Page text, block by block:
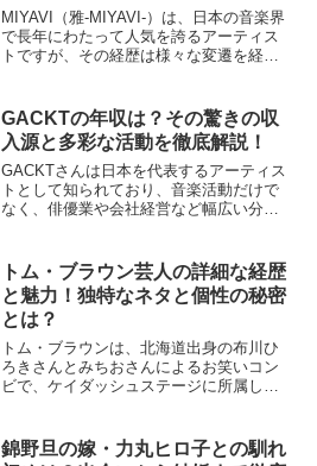
MIYAVI（雅-MIYAVI-）は、日本の音楽界
で長年にわたって人気を誇るアーティス
トですが、その経歴は様々な変遷を経て
います。本記事では、彼が参加していた
バンドの脱...
GACKTの年収は？その驚きの収
入源と多彩な活動を徹底解説！
GACKTさんは日本を代表するアーティス
トとして知られており、音楽活動だけで
なく、俳優業や会社経営など幅広い分野
収や資産に関心を持つ方も多いでしょ
う。この記事では、GA...
トム・ブラウン芸人の詳細な経歴
と魅力！独特なネタと個性の秘密
とは？
トム・ブラウンは、北海道出身の布川ひ
ろきさんとみちおさんによるお笑いコン
ビで、ケイダッシュステージに所属して
ンを魅了しています。この記事では、ト
ム・ブラウンの結成のきっ...
錦野旦の嫁・力丸ヒロ子との馴れ